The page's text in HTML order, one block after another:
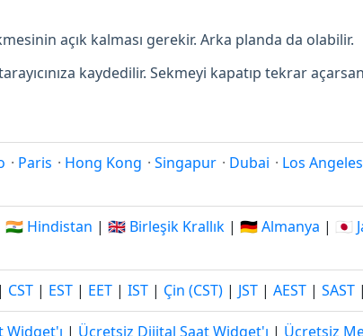
açık kalması gerekir. Arka planda da olabilir.
kaydedilir. Sekmeyi kapatıp tekrar
· Paris · Hong Kong · Singapur · Dubai · Los Angeles
🇮🇳 Hindistan | 🇬🇧 Birleşik Krallık | 🇩🇪 Almanya | 🇯🇵
| CST | EST | EET | IST | Çin (CST) | JST | AEST | SAST |
Widget'ı | Ücretsiz Dijital Saat Widget'ı | Ücretsiz